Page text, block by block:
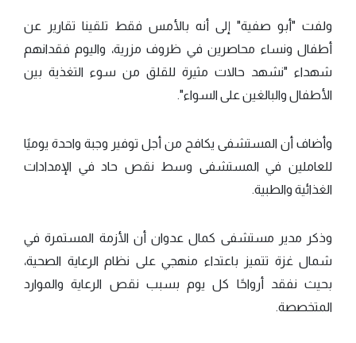
ولفت "أبو صفية" إلى أنه بالأمس فقط تلقينا تقارير عن
أطفال ونساء محاصرين في ظروف مزرية، واليوم فقدانهم
شهداء "نشهد حالات مثيرة للقلق من سوء التغذية بين
الأطفال والبالغين على السواء".
وأضاف أن المستشفى يكافح من أجل توفير وجبة واحدة يوميًا
للعاملين في المستشفى وسط نقص حاد في الإمدادات
الغذائية والطبية.
وذكر مدير مستشفى كمال عدوان أن الأزمة المستمرة في
شمال غزة تتميز باعتداء منهجي على نظام الرعاية الصحية،
بحيث نفقد أرواحًا كل يوم بسبب نقص الرعاية والموارد
المتخصصة.